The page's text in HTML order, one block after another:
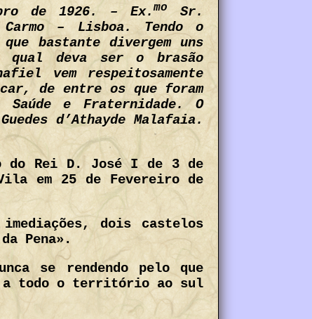
de 1926. – Ex.mo
Sr.
– Lisboa. Tendo o
bastante divergem uns
qual deva ser o brasão
vem respeitosamente
de entre os que foram
e Fraternidade. O
d’Athayde Malafaia.
do Rei D. José I de 3 de
em 25 de Fevereiro de
dois castelos
Pena».
se rendendo pelo que
a todo o território ao sul